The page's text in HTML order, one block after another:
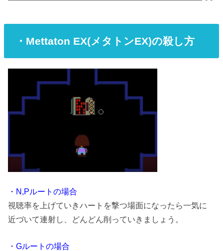
・Mettaton EX(メタトンEX)の殺し方
・N,Pルートの場合
視聴率を上げていきハートを撃つ場面になったら一気に
近づいて連射し、どんどん削っていきましょう。
・Gルートの場合